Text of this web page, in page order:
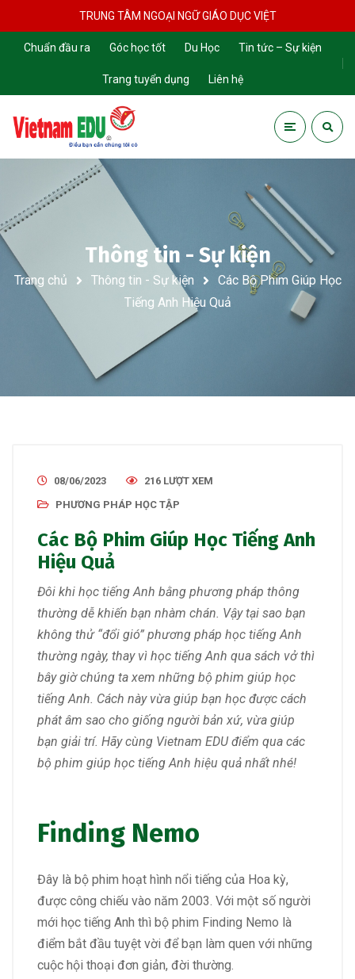
TRUNG TÂM NGOẠI NGỮ GIÁO DỤC VIỆT
Chuẩn đầu ra Góc học tốt Du Học Tin tức – Sự kiện
Trang tuyển dụng Liên hệ
Thông tin - Sự kiện
Trang chủ Thông tin - Sự kiện
Các Bộ Phim Giúp Học
Tiếng Anh Hiệu Quả
08/06/2023
216 LƯỢT XEM
PHƯƠNG PHÁP HỌC TẬP
Các Bộ Phim Giúp Học Tiếng Anh
Hiệu Quả
Đôi khi học tiếng Anh bằng phương pháp thông
thường dễ khiến bạn nhàm chán. Vậy tại sao bạn
không thử “đổi gió” phương pháp học tiếng Anh
thường ngày, thay vì học tiếng Anh qua sách vở thì
bây giờ chúng ta xem những bộ phim giúp học
tiếng Anh. Cách này vừa giúp bạn học được cách
phát âm sao cho giống người bản xứ, vừa giúp
bạn giải trí. Hãy cùng Vietnam EDU điểm qua các
bộ phim giúp học tiếng Anh hiệu quả nhất nhé!
Finding Nemo
Đây là bộ phim hoạt hình nổi tiếng của Hoa kỳ,
được công chiếu vào năm 2003. Với một số người
mới học tiếng Anh thì bộ phim Finding Nemo là
điểm bắt đầu tuyệt vời để bạn làm quen với những
cuộc hội thoại đơn giản, đời thường.